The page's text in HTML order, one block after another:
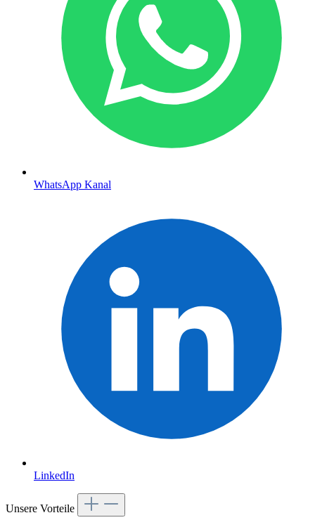
WhatsApp Kanal
LinkedIn
Unsere Vorteile